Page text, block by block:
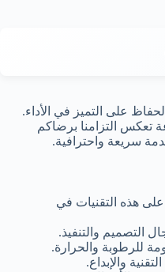
على التميز في الأداء.
تعكس التزامنا برضاكم
سريعة واحترافية.
على هذه التقنيات في
للرطوبة والحرارة.
والإبداع.